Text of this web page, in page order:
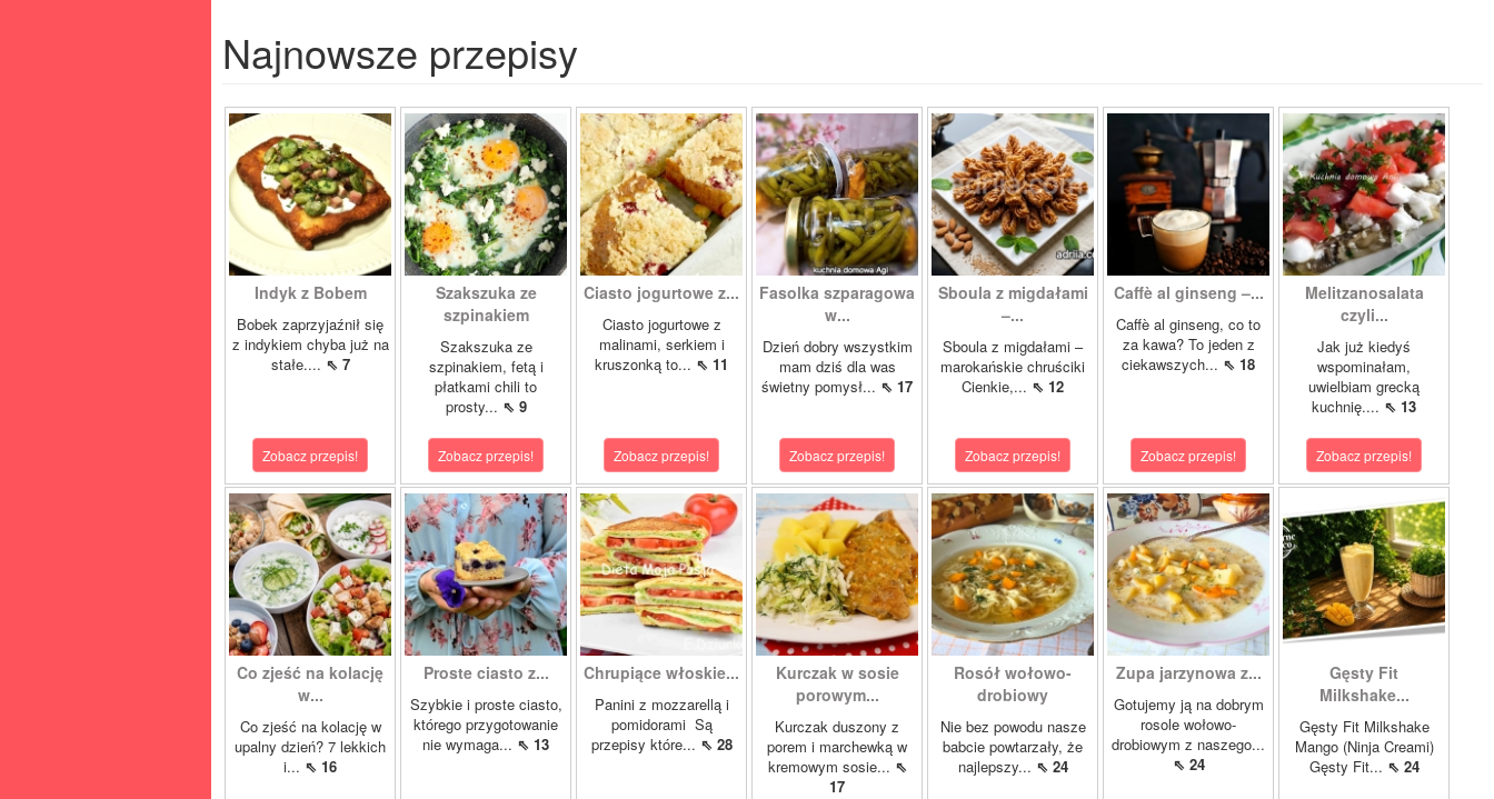
Najnowsze przepisy
Indyk z Bobem
Bobek zaprzyjaźnił się
z indykiem chyba już na
stałe.... ⇖ 7
Zobacz przepis!
Szakszuka ze
szpinakiem
Szakszuka ze
szpinakiem, fetą i
płatkami chili to
prosty... ⇖ 9
Zobacz przepis!
Ciasto jogurtowe z...
Ciasto jogurtowe z
malinami, serkiem i
kruszonką to... ⇖ 11
Zobacz przepis!
Fasolka szparagowa
w...
Dzień dobry wszystkim
mam dziś dla was
świetny pomysł... ⇖ 17
Zobacz przepis!
Sboula z migdałami
–...
Sboula z migdałami –
marokańskie chruściki
Cienkie,... ⇖ 12
Zobacz przepis!
Caffè al ginseng –...
Caffè al ginseng, co to
za kawa? To jeden z
ciekawszych... ⇖ 18
Zobacz przepis!
Melitzanosalata
czyli...
Jak już kiedyś
wspominałam,
uwielbiam grecką
kuchnię.... ⇖ 13
Zobacz przepis!
Co zjeść na kolację
w...
Co zjeść na kolację w
upalny dzień? 7 lekkich
i... ⇖ 16
Proste ciasto z...
Szybkie i proste ciasto,
którego przygotowanie
nie wymaga... ⇖ 13
Chrupiące włoskie...
Panini z mozzarellą i
pomidorami Są
przepisy które... ⇖ 28
Kurczak w sosie
porowym...
Kurczak duszony z
porem i marchewką w
kremowym sosie... ⇖
17
Rosół wołowo-
drobiowy
Nie bez powodu nasze
babcie powtarzały, że
najlepszy... ⇖ 24
Zupa jarzynowa z...
Gotujemy ją na dobrym
rosole wołowo-
drobiowym z naszego...
⇖ 24
Gęsty Fit
Milkshake...
Gęsty Fit Milkshake
Mango (Ninja Creami)
Gęsty Fit... ⇖ 24